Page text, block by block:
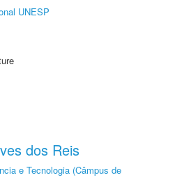
UNESP
dos Reis
e Tecnologia (Câmpus de